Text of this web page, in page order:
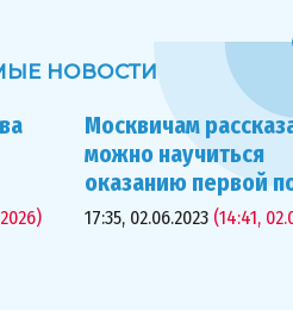
НОВОСТИ
Москвичам
можно научиться
оказанию первой
17:35, 02.06.2023 (14:41,